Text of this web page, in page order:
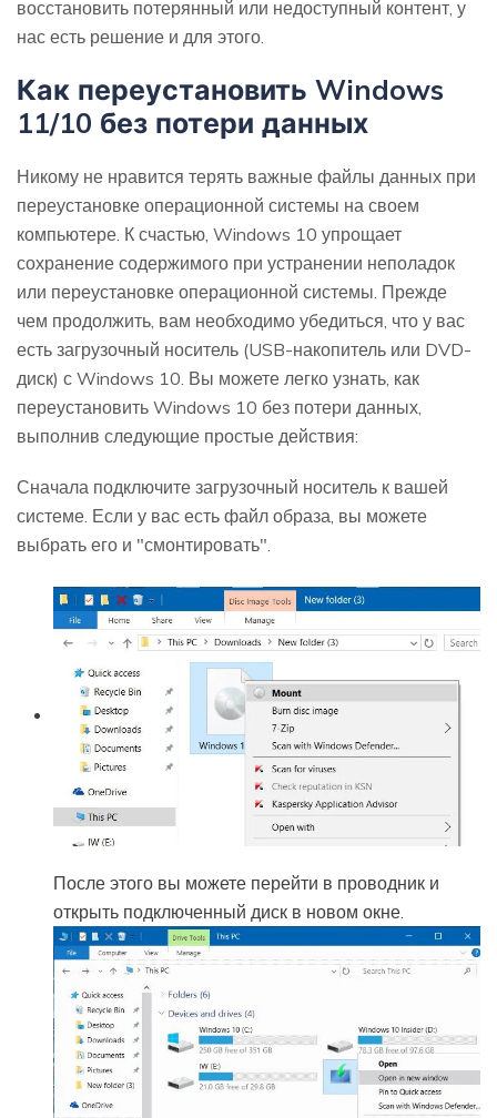
восстановить потерянный или недоступный контент, у
нас есть решение и для этого.
Как переустановить Windows
11/10 без потери данных
Никому не нравится терять важные файлы данных при
переустановке операционной системы на своем
компьютере. К счастью, Windows 10 упрощает
сохранение содержимого при устранении неполадок
или переустановке операционной системы. Прежде
чем продолжить, вам необходимо убедиться, что у вас
есть загрузочный носитель (USB-накопитель или DVD-
диск) с Windows 10. Вы можете легко узнать, как
переустановить Windows 10 без потери данных,
выполнив следующие простые действия:
Сначала подключите загрузочный носитель к вашей
системе. Если у вас есть файл образа, вы можете
выбрать его и "смонтировать".
После этого вы можете перейти в проводник и
открыть подключенный диск в новом окне.